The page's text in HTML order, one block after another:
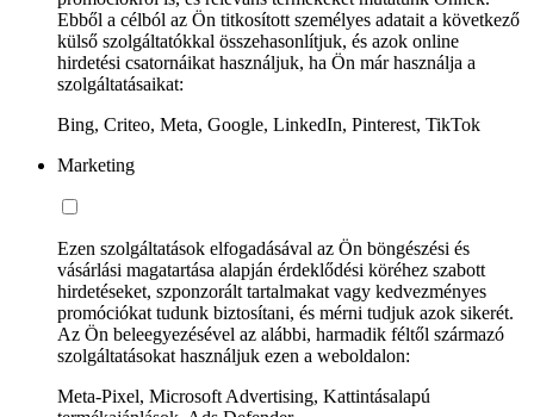
Ebből a célból az Ön titkosított személyes adatait a következő
külső szolgáltatókkal összehasonlítjuk, és azok online
hirdetési csatornáikat használjuk, ha Ön már használja a
szolgáltatásaikat:
Bing, Criteo, Meta, Google, LinkedIn, Pinterest, TikTok
Marketing
Ezen szolgáltatások elfogadásával az Ön böngészési és
vásárlási magatartása alapján érdeklődési köréhez szabott
hirdetéseket, szponzorált tartalmakat vagy kedvezményes
promóciókat tudunk biztosítani, és mérni tudjuk azok sikerét.
Az Ön beleegyezésével az alábbi, harmadik féltől származó
szolgáltatásokat használjuk ezen a weboldalon:
Meta-Pixel, Microsoft Advertising, Kattintásalapú